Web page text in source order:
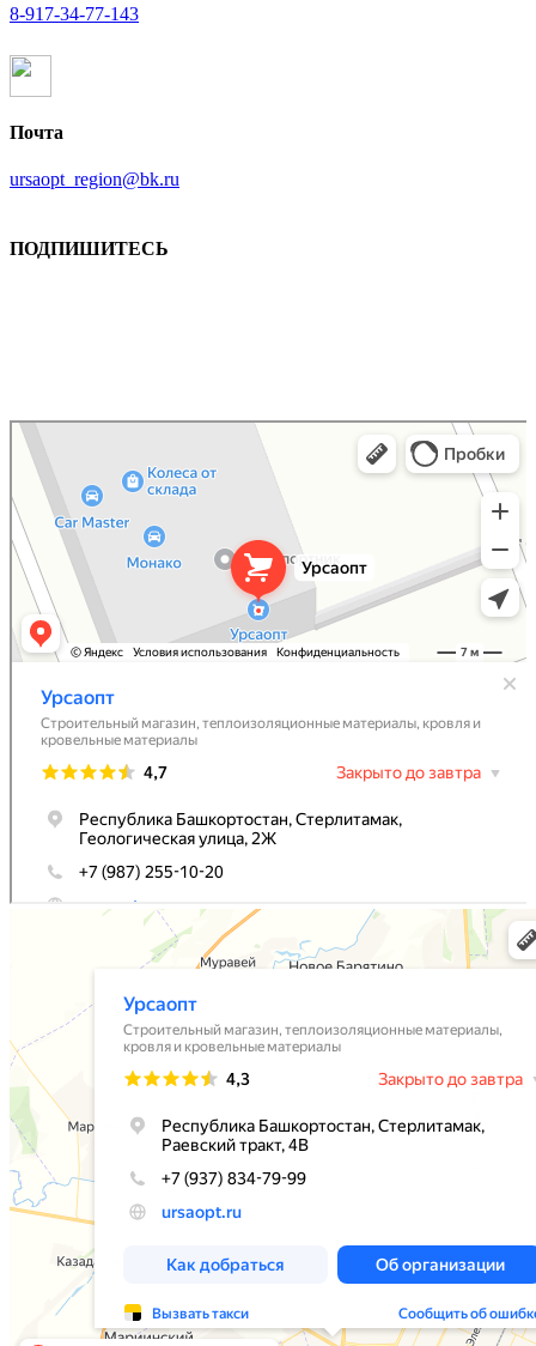
8-917-34-77-143
Почта
ursaopt_region@bk.ru
ПОДПИШИТЕСЬ